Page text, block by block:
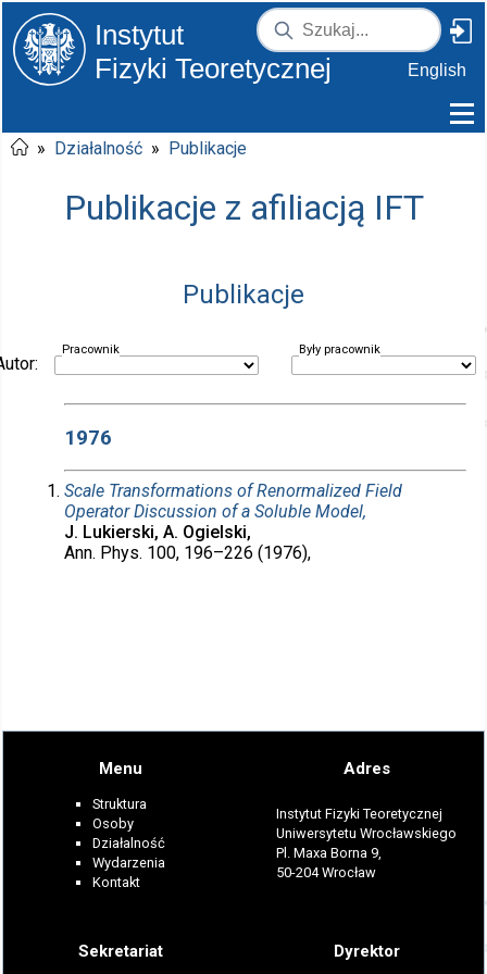
Instytut
Fizyki Teoretycznej
English
» Działalność » Publikacje
Publikacje z afiliacją IFT
Publikacje
Pracownik Były pracownik
1976
Scale Transformations of Renormalized Field
Operator Discussion of a Soluble Model,
J. Lukierski, A. Ogielski,
Ann. Phys. 100, 196–226 (1976),
Menu
Struktura
Osoby
Działalność
Wydarzenia
Kontakt
Adres
Instytut Fizyki Teoretycznej
Uniwersytetu Wrocławskiego
Pl. Maxa Borna 9,
50-204 Wrocław
Sekretariat Dyrektor